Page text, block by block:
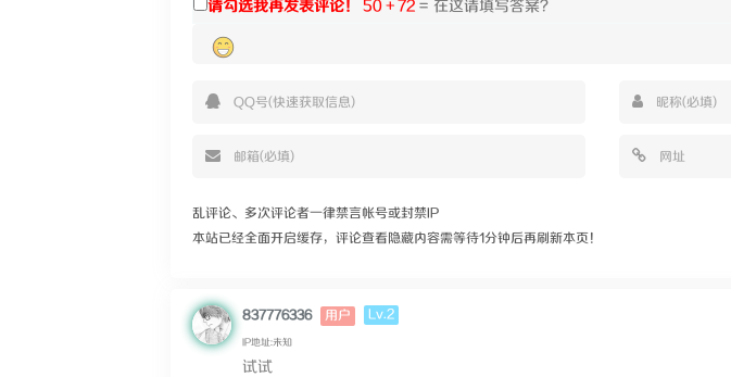
请勾选我再发表评论！ 50 + 72 =
乱评论、多次评论者一律禁言帐号或封禁IP
本站已经全面开启缓存，评论查看隐藏内容需等待1分钟后再刷新本页！
837776336 用户 Lv.2
IP地址:未知
试试